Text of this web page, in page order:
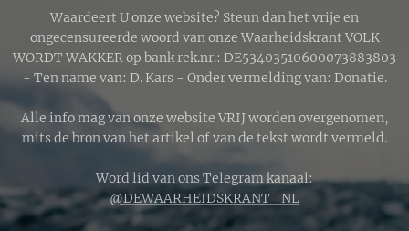
Waardeert U onze website? Steun dan het vrije en
ongecensureerde woord van onze Waarheidskrant VOLK
WORDT WAKKER op bank rek.nr.: DE53403510600073883803
- Ten name van: D. Kars - Onder vermelding van: Donatie.
Alle info mag van onze website VRIJ worden overgenomen,
mits de bron van het artikel of van de tekst wordt vermeld.
Word lid van ons Telegram kanaal:
@DEWAARHEIDSKRANT_NL